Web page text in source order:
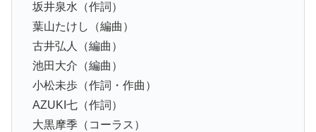
坂井泉水（作詞）
葉山たけし（編曲）
古井弘人（編曲）
池田大介（編曲）
小松未歩（作詞・作曲）
AZUKI七（作詞）
大黒摩季（コーラス）